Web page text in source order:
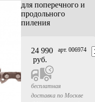
для поперечного и
продольного
пиления
24 990
руб.
арт. 006974
бесплатная
доставка по Москве